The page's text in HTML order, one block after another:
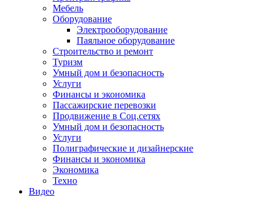
Мебель
Оборудование
Электрооборудование
Паяльное оборудование
Строительство и ремонт
Туризм
Умный дом и безопасность
Услуги
Финансы и экономика
Пассажирские перевозки
Продвижение в Соц.сетях
Умный дом и безопасность
Услуги
Полиграфические и дизайнерские
Финансы и экономика
Экономика
Техно
Видео